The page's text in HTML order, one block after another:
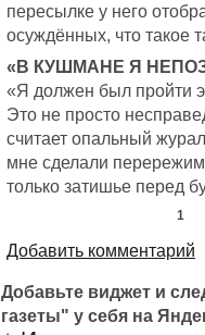
пересылке у него
осуждённых, что такое
«В КУШМАНЕ Я
«Я должен был пройти
Это не просто
считает опальный
мне сделали
только затишье перед
1
Добавить комментарий
Добавьте виджет и
газеты" у себя на